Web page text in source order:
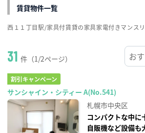
賃貸物件一覧
31 件（1/2ページ）
割引キャンペーン
サンシャイン・シティー A(No.541)
札幌市中央区
コンパクトな中に
自販機など設備も